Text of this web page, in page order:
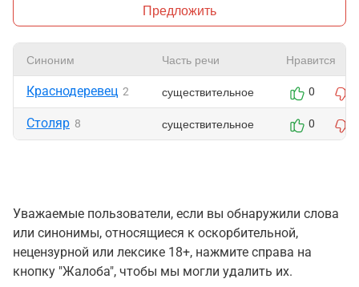
Предложить
Синоним Часть речи Нравится
Краснодеревец 2 существительное 0
Столяр 8 существительное 0
Уважаемые пользователи, если вы обнаружили слова
или синонимы, относящиеся к оскорбительной,
нецензурной или лексике 18+, нажмите справа на
кнопку "Жалоба", чтобы мы могли удалить их.